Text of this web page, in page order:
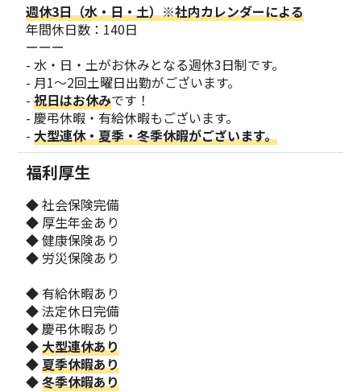
週休3日（水・日・土）※社内カレンダーによる
年間休日数：140日
ーーー
- 水・日・土がお休みとなる週休3日制です。
- 月1～2回土曜日出勤がございます。
-祝日はお休みです！
- 慶弔休暇・有給休暇もございます。
-大型連休・夏季・冬季休暇がございます。
福利厚生
◆ 社会保険完備
◆ 厚生年金あり
◆ 健康保険あり
◆ 労災保険あり
◆ 有給休暇あり
◆ 法定休日完備
◆ 慶弔休暇あり
◆大型連休あり
◆夏季休暇あり
◆冬季休暇あり